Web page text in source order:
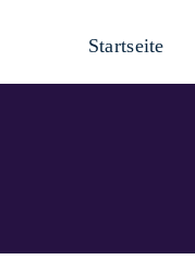
Startseite